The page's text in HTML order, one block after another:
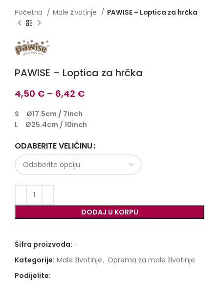
Početna Male životinje PAWISE – Loptica za hrčka
PAWISE – Loptica za hrčka
4,50 € – 6,42 €
S Ø17.5cm / 7inch
L Ø25.4cm / 10inch
ODABERITE VELIČINU
DODAJ U KORPU
Šifra proizvoda: -
Kategorije: Male životinje, Oprema za male životinje
Podijelite: